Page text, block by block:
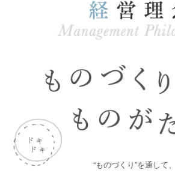
“ものづくり”を通して、